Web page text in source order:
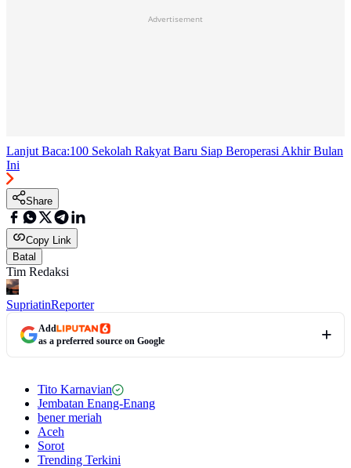
Advertisement
Lanjut Baca:100 Sekolah Rakyat Baru Siap Beroperasi Akhir Bulan
Ini
Share
Copy Link
Batal
Tim Redaksi
SupriatinReporter
Add
as a preferred source on Google
Tito Karnavian
Jembatan Enang-Enang
bener meriah
Aceh
Sorot
Trending Terkini